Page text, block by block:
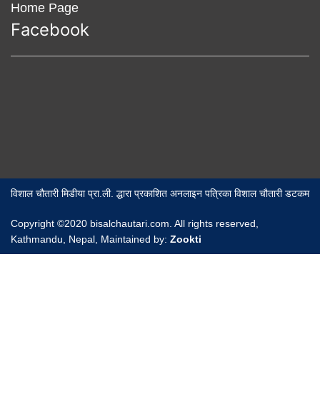
Home Page
Facebook
विशाल चौतारी मिडीया प्रा.ली. द्धारा प्रकाशित अनलाइन पत्रिका विशाल चौतारी डटकम
Copyright ©2020 bisalchautari.com. All rights reserved,
Kathmandu, Nepal, Maintained by: Zookti